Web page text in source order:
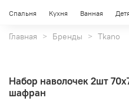
Спальня Кухня Ванная
Главная Бренды Tkano
Набор наволочек 2шт
шафран